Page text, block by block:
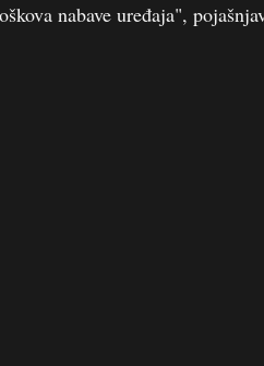
nabave uređaja",